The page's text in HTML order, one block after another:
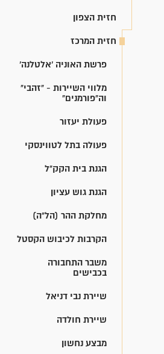
חזית הצפון
חזית המרכז
פרשת האוניה 'אלטלנה'
מלווי השיירות - "זהבי"
וה"פורמנים"
פעולת יעזור
פעולה בתל לטווינסקי
הגנת בית הקק"ל
הגנת גוש עציון
מחלקת ההר (הל"ה)
הקרבות לכיבוש הקסטל
משבר התחבורה
בכבישים
שיירת נבי דניאל
שיירת חולדה
מבצע נחשון